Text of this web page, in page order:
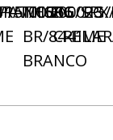
15/00366
16/00023
THIEN
BR/8441
BRANCO
RG/
CREME